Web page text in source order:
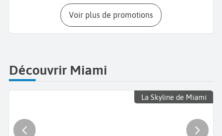
Voir plus de promotions
Découvrir Miami
La Skyline de Miami